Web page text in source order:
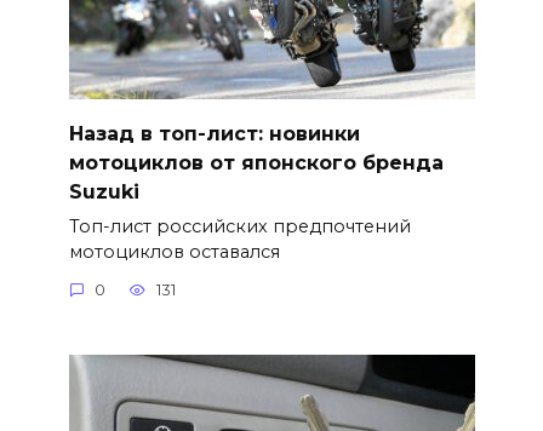
Назад в топ-лист: новинки
мотоциклов от японского бренда
Suzuki
Топ-лист российских предпочтений
мотоциклов оставался
0 131